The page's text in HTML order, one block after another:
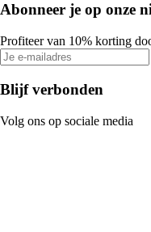
Abonneer je op onze
Profiteer van 10% korting
Blijf verbonden
Volg ons op sociale media